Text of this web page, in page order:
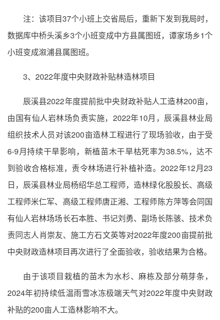
注：该项目37个小班上交省局后，重新下发到我局时，
数据库中桥头溪乡3个小班变成中方县属图班，谭家场乡1个
小班变成溆浦县属图班。
3、2022年度中央财政补贴林造林项目
辰溪县2022年度提前批中央财政补贴人工造林200亩，
由国有仙人岩林场负责实施，2022年10月，辰溪县林业局
组织技术人员对该200亩造林工程进行了现场验收，由于受
6-9月持续干旱影响，新植苗木干旱枯死率为38.5%，达不
到验收合格标准，责令林场进行补植补造。2022年12月23
日，辰溪县林业局杨绍华总工程师，造林绿化股股长、高级
工程师米仁军、高级工程师唐正湘、工程师陈方萍等会同国
有仙人岩林场场长石本胜、书记刘勇、副场长陈骇、技术负
责同志人肖崇友、施工方石文英等对2022年度200亩提前批
中央财政造林项目再次进行了全面验收，验收结果为合格。
由于该项目栽植的苗木为水杉、麻栋及部分萌芽条，
2024年初持续低温雨雪冰冻极端天气对2022年度中央财政
补贴的200亩人工造林影响不大。